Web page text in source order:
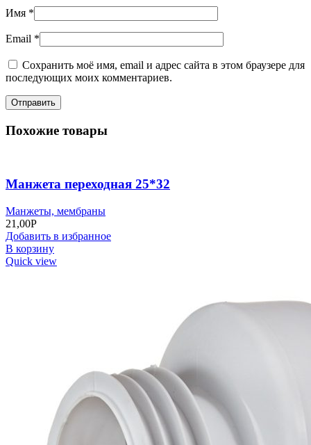
Имя *
Email *
Сохранить моё имя, email и адрес сайта в этом браузере для
последующих моих комментариев.
Похожие товары
Манжета переходная 25*32
Манжеты, мембраны
21,00Р
Добавить в избранное
В корзину
Quick view